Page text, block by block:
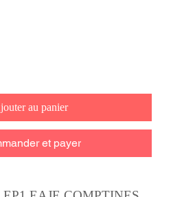
au panier
et payer